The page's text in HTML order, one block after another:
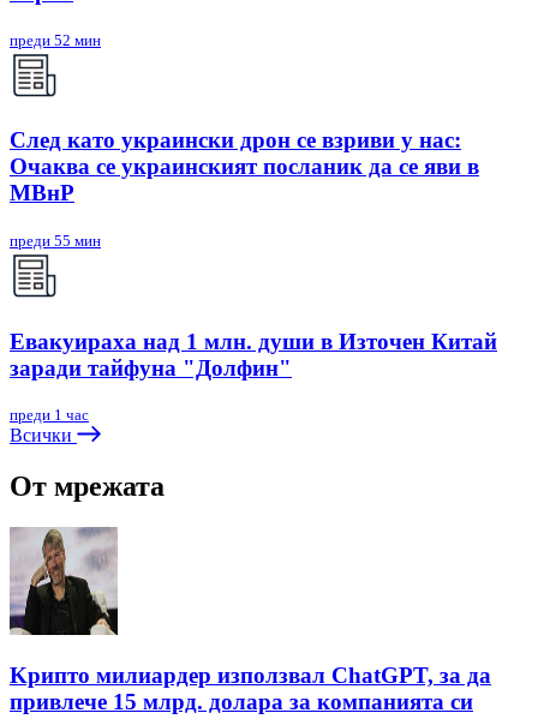
преди 52 мин
След като украински дрон се взриви у нас:
Очаква се украинският посланик да се яви в
МВнР
преди 55 мин
Евакуираха над 1 млн. души в Източен Китай
заради тайфуна "Долфин"
преди 1 час
Всички
От мрежата
Kрипто милиардер използвал ChatGPT, за да
привлече 15 млрд. долара за компанията си